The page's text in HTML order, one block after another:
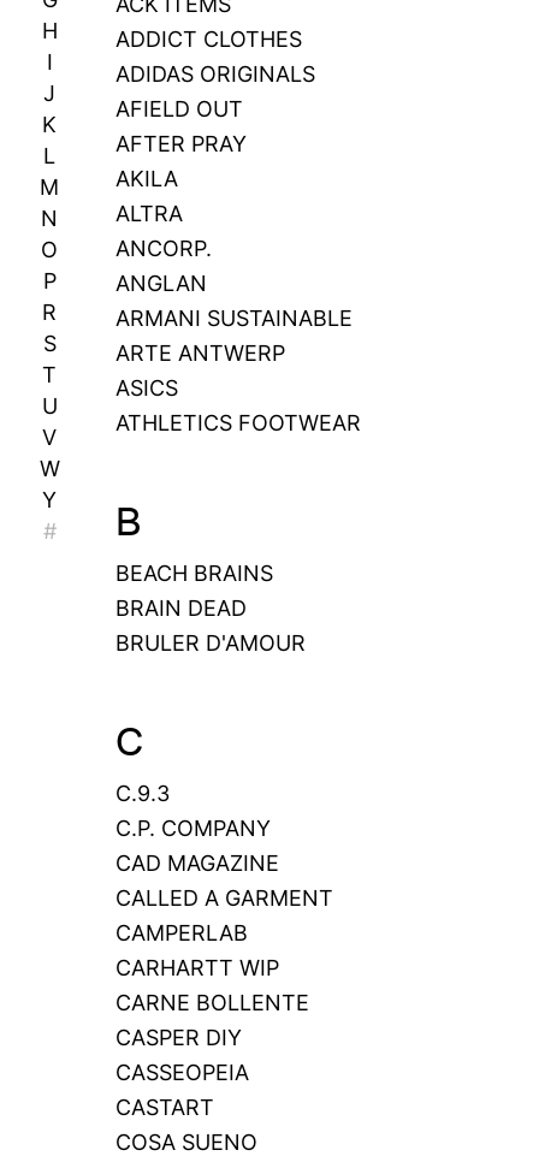
H
I
J
K
L
M
N
O
P
R
S
T
U
V
W
Y
#
ADDICT CLOTHES
ADIDAS ORIGINALS
AFIELD OUT
AFTER PRAY
AKILA
ALTRA
ANCORP.
ANGLAN
ARMANI SUSTAINABLE
ARTE ANTWERP
ASICS
ATHLETICS FOOTWEAR
B
BEACH BRAINS
BRAIN DEAD
BRULER D'AMOUR
C
C.9.3
C.P. COMPANY
CAD MAGAZINE
CALLED A GARMENT
CAMPERLAB
CARHARTT WIP
CARNE BOLLENTE
CASPER DIY
CASSEOPEIA
CASTART
COSA SUENO